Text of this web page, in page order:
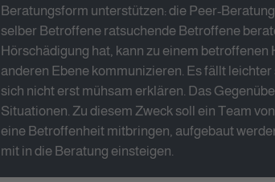
Beratungsform unterstützen: die Peer-
selber Betroffene ratsuchende Betroffene
Hörschädigung hat, kann zu einem betroffenen
anderen Ebene kommunizieren. Es fällt
sich nicht erst mühsam erklären. Das
Situationen. Zu diesem Zweck soll ein Team
eine Betroffenheit mitbringen, aufgebaut
mit in die Beratung einsteigen.